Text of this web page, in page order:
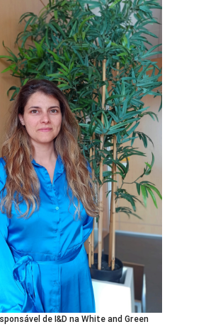
de I&D na White and Green